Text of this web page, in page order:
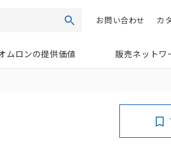
検索 カ
お問い合わせ
ムロンの提供価値 販売ネットワ